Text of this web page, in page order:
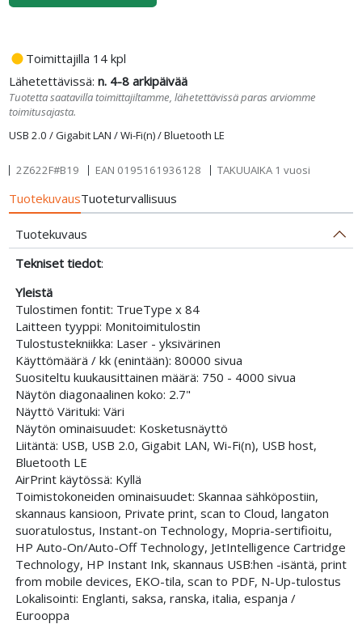
USB 2.0 / Gigabit LAN / Wi-Fi(n) / Bluetooth LE
fiber_manual_record Toimittajilla 14 kpl
Lähetettävissä:n. 4-8 arkipäivää
Tuotetta saatavilla toimittajiltamme, lähetettävissä paras arviomme
toimitusajasta.
2Z622F#B19 EAN 0195161936128 TAKUUAIKA 1 vuosi
TuotekuvausTuoteturvallisuus
Tuotekuvaus
Tekniset tiedot:
Yleistä
Tulostimen fontit: TrueType x 84
Laitteen tyyppi: Monitoimitulostin
Tulostustekniikka: Laser - yksivärinen
Käyttömäärä / kk (enintään): 80000 sivua
Suositeltu kuukausittainen määrä: 750 - 4000 sivua
Näytön diagonaalinen koko: 2.7"
Näyttö Värituki: Väri
Näytön ominaisuudet: Kosketusnäyttö
Liitäntä: USB, USB 2.0, Gigabit LAN, Wi-Fi(n), USB host,
Bluetooth LE
AirPrint käytössä: Kyllä
Toimistokoneiden ominaisuudet: Skannaa sähköpostiin,
skannaus kansioon, Private print, scan to Cloud, langaton
suoratulostus, Instant-on Technology, Mopria-sertifioitu,
HP Auto-On/Auto-Off Technology, JetIntelligence Cartridge
Technology, HP Instant Ink, skannaus USB:hen -isäntä, print
from mobile devices, EKO-tila, scan to PDF, N-Up-tulostus
Lokalisointi: Englanti, saksa, ranska, italia, espanja /
Eurooppa